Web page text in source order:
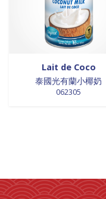
Lait de Coco
泰國光有蘭小椰奶
062305